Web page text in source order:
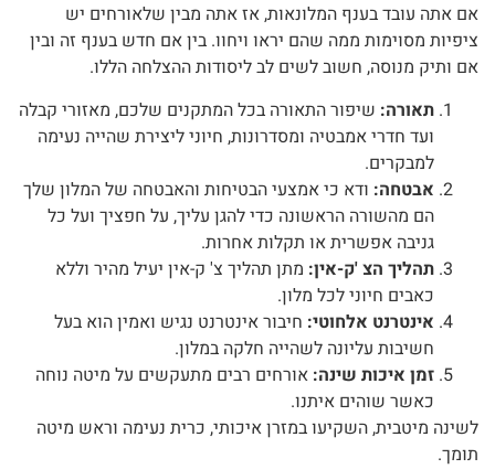
אם אתה עובד בענף המלונאות, אז אתה מבין שלאורחים יש
ציפיות מסוימות ממה שהם יראו ויחוו. בין אם חדש בענף זה ובין
אם ותיק מנוסה, חשוב לשים לב ליסודות ההצלחה הללו.
תאורה: שיפור התאורה בכל המתקנים שלכם, מאזורי קבלה
ועד חדרי אמבטיה ומסדרונות, חיוני ליצירת שהייה נעימה
למבקרים.
אבטחה: ודא כי אמצעי הבטיחות והאבטחה של המלון שלך
הם מהשורה הראשונה כדי להגן עליך, על חפציך ועל כל
גניבה אפשרית או תקלות אחרות.
תהליך הצ 'ק-אין: מתן תהליך צ' ק-אין יעיל מהיר וללא
כאבים חיוני לכל מלון.
אינטרנט אלחוטי: חיבור אינטרנט נגיש ואמין הוא בעל
חשיבות עליונה לשהייה חלקה במלון.
זמן איכות שינה: אורחים רבים מתעקשים על מיטה נוחה
כאשר שוהים איתנו.
לשינה מיטבית, השקיעו במזרן איכותי, כרית נעימה וראש מיטה
תומך.